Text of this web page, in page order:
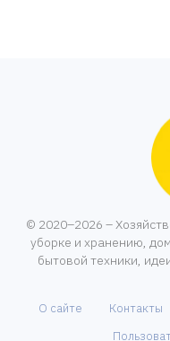
© 2020–2026 –
уборке и хранению,
бытовой техники,
О сайте Контакты